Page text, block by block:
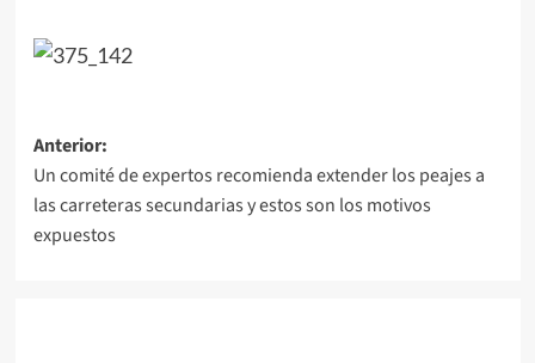
Navegación
de
entradas
Anterior:
Un comité de expertos recomienda extender los peajes a
las carreteras secundarias y estos son los motivos
expuestos